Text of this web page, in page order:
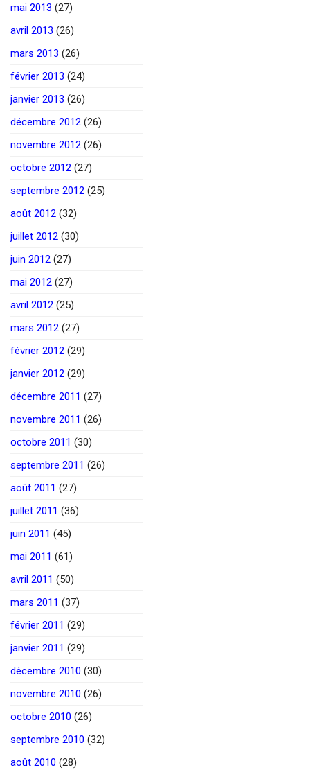
mai 2013 (27)
avril 2013 (26)
mars 2013 (26)
février 2013 (24)
janvier 2013 (26)
décembre 2012 (26)
novembre 2012 (26)
octobre 2012 (27)
septembre 2012 (25)
août 2012 (32)
juillet 2012 (30)
juin 2012 (27)
mai 2012 (27)
avril 2012 (25)
mars 2012 (27)
février 2012 (29)
janvier 2012 (29)
décembre 2011 (27)
novembre 2011 (26)
octobre 2011 (30)
septembre 2011 (26)
août 2011 (27)
juillet 2011 (36)
juin 2011 (45)
mai 2011 (61)
avril 2011 (50)
mars 2011 (37)
février 2011 (29)
janvier 2011 (29)
décembre 2010 (30)
novembre 2010 (26)
octobre 2010 (26)
septembre 2010 (32)
août 2010 (28)